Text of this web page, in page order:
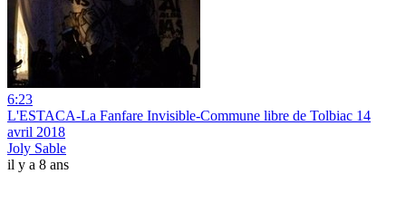
6:23
L'ESTACA-La Fanfare Invisible-Commune libre de Tolbiac 14
avril 2018
Joly Sable
il y a 8 ans